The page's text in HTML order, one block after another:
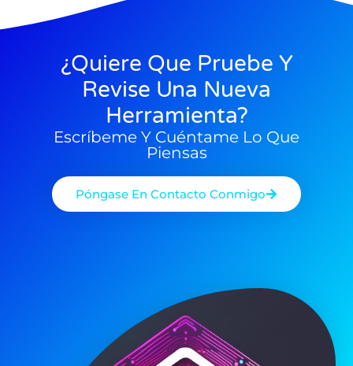
¿Quiere Que Pruebe Y
Revise Una Nueva
Herramienta?
Escríbeme Y Cuéntame Lo Que
Piensas
Póngase En Contacto Conmigo